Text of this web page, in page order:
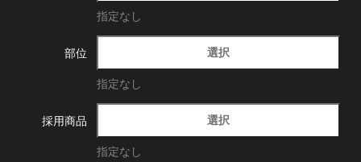
指定なし
部位 選択
指定なし
採用商品 選択
指定なし